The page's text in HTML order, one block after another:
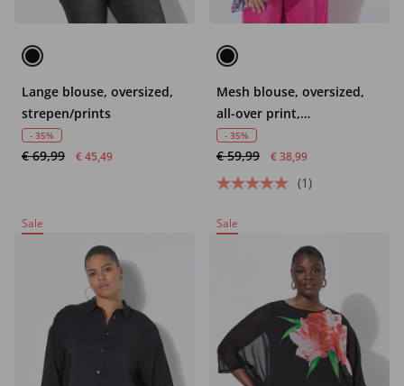
Lange blouse, oversized,
strepen/prints
- 35%
€ 69,99 € 45,49
Mesh blouse, oversized,
all-over print,
ondoorzichtige jersey top
- 35%
€ 59,99 € 38,99
(1)
Sale Sale